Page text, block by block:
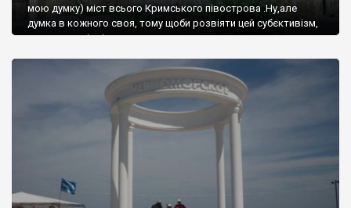
мою думку) міст всього Кримського півострова .Ну,але
думка в кожного своя, тому щоби розвіяти цей субєктивізм,
запрошую відвідати це